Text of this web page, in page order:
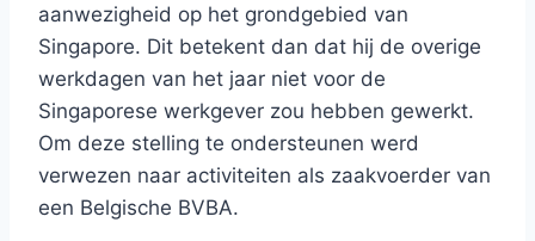
aanwezigheid op het grondgebied van
Singapore. Dit betekent dan dat hij de overige
werkdagen van het jaar niet voor de
Singaporese werkgever zou hebben gewerkt.
Om deze stelling te ondersteunen werd
verwezen naar activiteiten als zaakvoerder van
een Belgische BVBA.